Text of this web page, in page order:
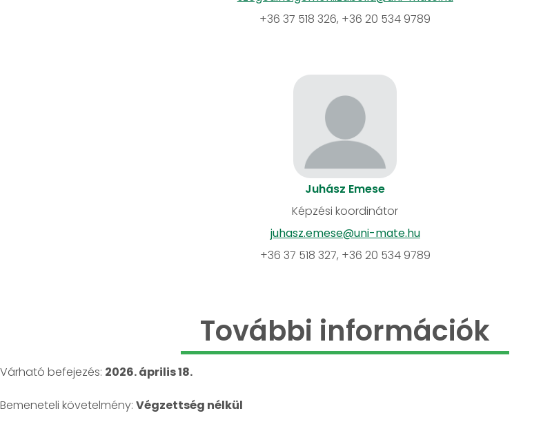
+36 37 518 326, +36 20 534 9789
Juhász Emese
Képzési koordinátor
juhasz.emese@uni-mate.hu
+36 37 518 327, +36 20 534 9789
További információk
Várható befejezés: 2026. április 18.
Bemeneteli követelmény: Végzettség nélkül